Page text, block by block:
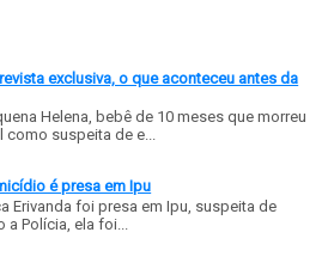
exclusiva, o que aconteceu antes da
Helena, bebê de 10 meses que morreu
como suspeita de e...
é presa em Ipu
Erivanda foi presa em Ipu, suspeita de
a Polícia, ela foi...